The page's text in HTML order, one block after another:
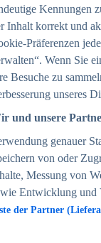
2025
2025
2025
in Deutschland
Kennungen
Inhalt korrekt und
Präferenzen
Wenn Sie
Besuche zu
unseres
und unsere
genauer
von oder
Messung von
Entwicklung und
der Partner